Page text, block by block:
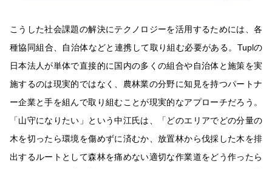
こうした社会課題の解決にテクノロジーを活用するためには、各
種協同組合、自治体などと連携して取り組む必要がある。Tuplの
日本法人が単体で直接的に国内の多くの組合や自治体と施策を実
施するのは現実的ではなく、農林業の分野に知見を持つパートナ
ー企業と手を組んで取り組むことが現実的なアプローチだろう。
「山守になりたい」という中江氏は、「どのエリアでどの分量の
木を切ったら環境を傷めずに済むか、放置林から伐採した木を排
出するルートとして森林を痛めない適切な作業道をどう作ったら